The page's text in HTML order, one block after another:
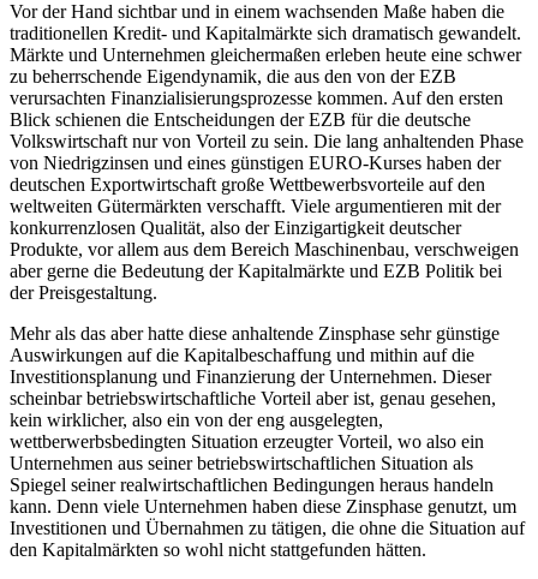
Vor der Hand sichtbar und in einem wachsenden Maße haben die
traditionellen Kredit- und Kapitalmärkte sich dramatisch gewandelt.
Märkte und Unternehmen gleichermaßen erleben heute eine schwer
zu beherrschende Eigendynamik, die aus den von der EZB
verursachten Finanzialisierungsprozesse kommen. Auf den ersten
Blick schienen die Entscheidungen der EZB für die deutsche
Volkswirtschaft nur von Vorteil zu sein. Die lang anhaltenden Phase
von Niedrigzinsen und eines günstigen EURO-Kurses haben der
deutschen Exportwirtschaft große Wettbewerbsvorteile auf den
weltweiten Gütermärkten verschafft. Viele argumentieren mit der
konkurrenzlosen Qualität, also der Einzigartigkeit deutscher
Produkte, vor allem aus dem Bereich Maschinenbau, verschweigen
aber gerne die Bedeutung der Kapitalmärkte und EZB Politik bei
der Preisgestaltung.
Mehr als das aber hatte diese anhaltende Zinsphase sehr günstige
Auswirkungen auf die Kapitalbeschaffung und mithin auf die
Investitionsplanung und Finanzierung der Unternehmen. Dieser
scheinbar betriebswirtschaftliche Vorteil aber ist, genau gesehen,
kein wirklicher, also ein von der eng ausgelegten,
wettberwerbsbedingten Situation erzeugter Vorteil, wo also ein
Unternehmen aus seiner betriebswirtschaftlichen Situation als
Spiegel seiner realwirtschaftlichen Bedingungen heraus handeln
kann. Denn viele Unternehmen haben diese Zinsphase genutzt, um
Investitionen und Übernahmen zu tätigen, die ohne die Situation auf
den Kapitalmärkten so wohl nicht stattgefunden hätten.